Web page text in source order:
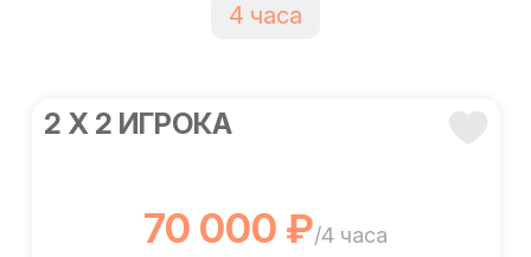
4 часа
2 Х 2 ИГРОКА
70 000 ₽/4 часа